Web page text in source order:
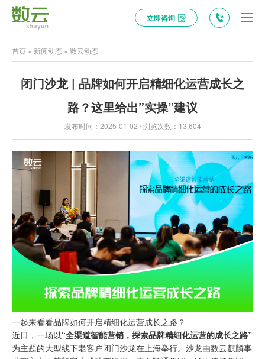
立即咨询
首页 » 新闻动态 » 数云动态
闭门沙龙 | 品牌如何开启精细化运营成长之
路？这里给出”实操”建议
发布时间：2025-01-02 / 浏览次数：13,604
一起来看看品牌如何开启精细化运营成长之路？
近日，一场以“全渠道智能营销，探索品牌精细化运营的成长之路”
为主题的大型线下老客户闭门沙龙在上海举行。沙龙由数云麒麟事